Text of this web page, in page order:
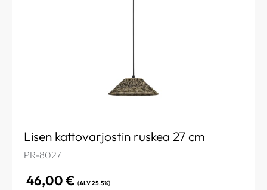
Lisen kattovarjostin ruskea 27 cm
PR-8027
46,00€ (ALV 25.5%)